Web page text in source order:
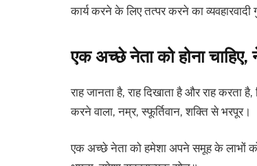
कार्य करने के लिए तत्पर करने का व्यवहारवादी
एक अच्छे नेता को होना चाहिए,
राह जानता है, राह दिखाता है और राह करता है,
करने वाला, नम्र, स्फूर्तिवान, शक्ति से भरपूर।
एक अच्छे नेता को हमेशा अपने समूह के लाभों